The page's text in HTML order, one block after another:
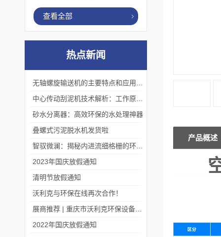
产品概述
查看全部
热点新闻
砂水分离器：高效环保的水处理神器
叠螺式污泥脱水机发货啦
2023年国庆放假通知
清明节放假通知
沃利克与环保在线再次合作！
2022年国庆放假通知